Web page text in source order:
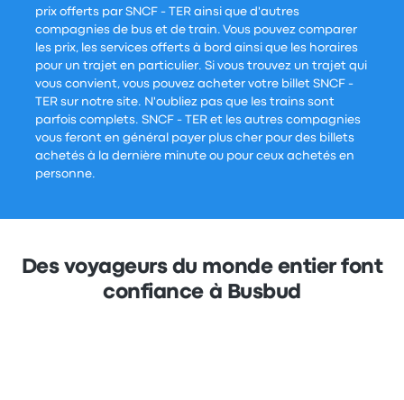
prix offerts par SNCF - TER ainsi que d'autres
compagnies de bus et de train. Vous pouvez comparer
les prix, les services offerts à bord ainsi que les horaires
pour un trajet en particulier. Si vous trouvez un trajet qui
vous convient, vous pouvez acheter votre billet SNCF -
TER sur notre site. N'oubliez pas que les trains sont
parfois complets. SNCF - TER et les autres compagnies
vous feront en général payer plus cher pour des billets
achetés à la dernière minute ou pour ceux achetés en
personne.
Des voyageurs du monde entier font
confiance à Busbud